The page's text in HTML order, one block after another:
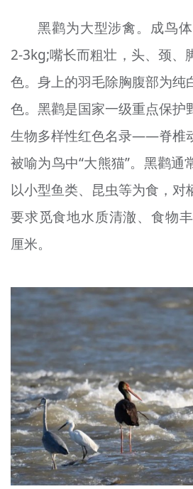
黑鹳为大型涉禽。成鸟
2-3kg;嘴长而粗壮，头、颈、
色。身上的羽毛除胸腹部为纯
色。黑鹳是国家一级重点保护
生物多样性红色名录——脊椎
被喻为鸟中“大熊猫”。黑鹳通
以小型鱼类、昆虫等为食，对
要求觅食地水质清澈、食物
厘米。